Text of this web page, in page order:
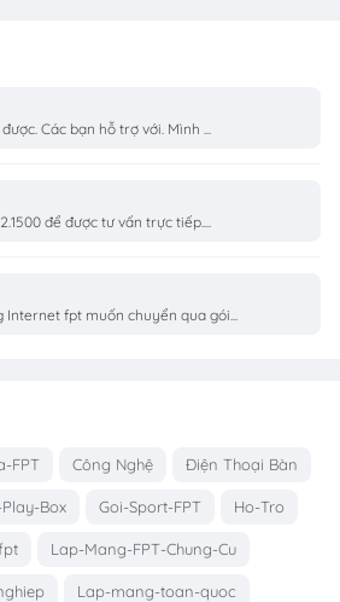
Các bạn hỗ trợ với. Mình ...
để được tư vấn trực tiếp....
fpt muốn chuyển qua gói...
FPT Công Nghệ Điện Thoại Bàn
Play-Box Goi-Sport-FPT Ho-Tro
Lap-Mang-FPT-Chung-Cu
Lap-mang-toan-quoc